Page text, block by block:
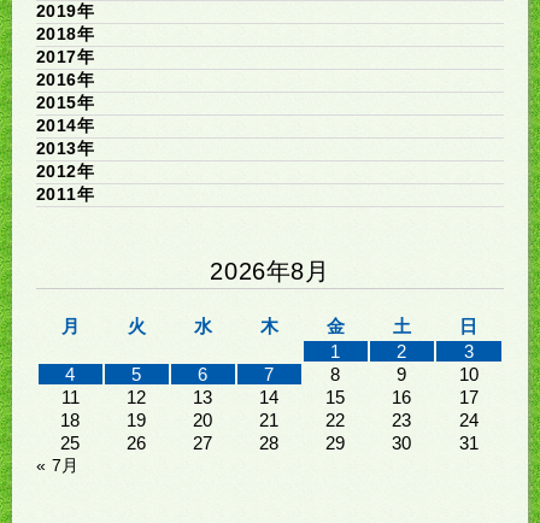
2019年
2018年
2017年
2016年
2015年
2014年
2013年
2012年
2011年
2026年8月
月 火 水 木 金 土
日
1
2
3
4
5 6 7 8 9
10
11
12 13 14 15 16
17
18
19 20 21 22 23
24
25
26 27 28 29 30 31
« 7月